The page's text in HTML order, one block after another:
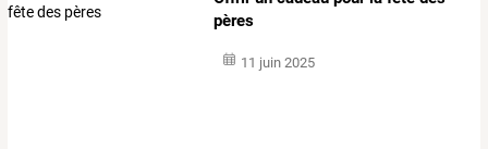
pères
11 juin 2025